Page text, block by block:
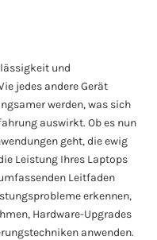
und
jedes andere Gerät
werden, was sich
auswirkt. Ob es nun
geht, die ewig
Leistung Ihres Laptops
Leitfaden
erkennen,
Hardware-Upgrades
anwenden.